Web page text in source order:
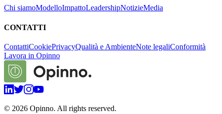
Chi siamoModelloImpattoLeadershipNotizieMedia
CONTATTI
ContattiCookiePrivacyQualità e AmbienteNote legaliConformità
Lavora in Opinno
© 2026 Opinno. All rights reserved.